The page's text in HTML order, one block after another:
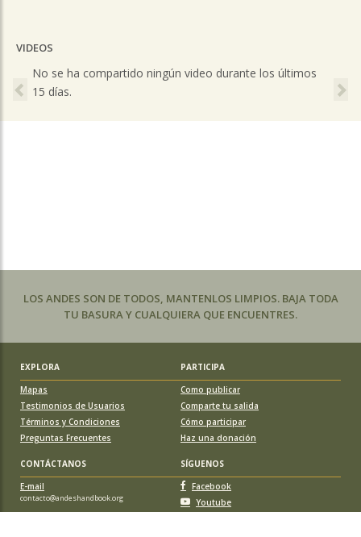
VIDEOS
No se ha compartido ningún video durante los últimos
15 días.
Previous
LOS ANDES SON DE TODOS, MANTENLOS LIMPIOS. BAJA TODA
TU BASURA Y CUALQUIERA QUE ENCUENTRES.
EXPLORA
PARTICIPA
Mapas
Testimonios de Usuarios
Términos y Condiciones
Preguntas Frecuentes
Como publicar
Comparte tu salida
Cómo participar
Haz una donación
CONTÁCTANOS
SÍGUENOS
E-mail
contacto@andeshandbook.org
Facebook
Youtube